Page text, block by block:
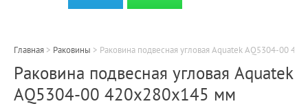
Главная > Раковины > Раковина подвесная угловая Aquatek AQ5304-00
Раковина подвесная угловая Aquatek
AQ5304-00 420х280х145 мм